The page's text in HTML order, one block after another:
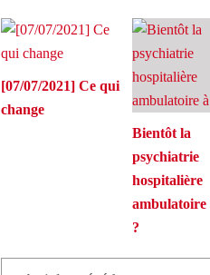
[07/07/2021] Ce qui
change
Bientôt la
psychiatrie
hospitalière
ambulatoire
?